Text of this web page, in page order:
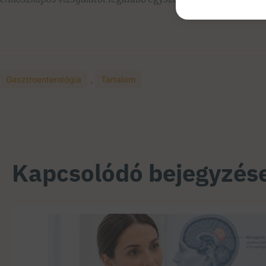
Gasztroenterológia Tartalom
Kapcsolódó